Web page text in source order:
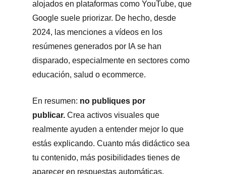
alojados en plataformas como YouTube, que
Google suele priorizar. De hecho, desde
2024, las menciones a vídeos en los
resúmenes generados por IA se han
disparado, especialmente en sectores como
educación, salud o ecommerce.
En resumen: no publiques por
publicar. Crea activos visuales que
realmente ayuden a entender mejor lo que
estás explicando. Cuanto más didáctico sea
tu contenido, más posibilidades tienes de
aparecer en respuestas automáticas.